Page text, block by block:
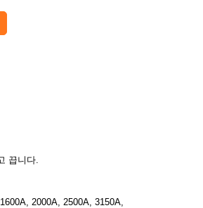
끕니다.
2000A, 2500A, 3150A,